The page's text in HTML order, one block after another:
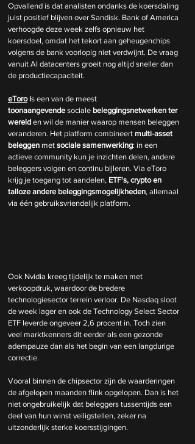
Opvallend is dat analisten ondanks de koersdaling
juist positief blijven over Sandisk. Bank of America
verhoogde deze week zelfs opnieuw het
koersdoel, omdat het tekort aan geheugenchips
volgens de bank voorlopig niet verdwijnt. De vraag
vanuit AI datacenters groeit nog altijd sneller dan
de productiecapaciteit.
eToro is een van de meest
toonaangevende sociale beleggingsnetwerken ter
wereld en wil de manier waarop mensen beleggen
veranderen. Het platform combineert multi-asset
beleggen met sociale samenwerking: in een
actieve community kun je inzichten delen, andere
beleggers volgen en continu bijleren. Via eToro
krijg je toegang tot aandelen, ETF's, crypto en
talloze andere beleggingsmogelijkheden, allemaal
via één gebruiksvriendelijk platform.
Ook Nvidia kreeg tijdelijk te maken met
verkoopdruk, waardoor de bredere
technologiesector terrein verloor. De Nasdaq sloot
de week lager en ook de Technology Select Sector
ETF leverde ongeveer 2,6 procent in. Toch zien
veel marktkenners dit eerder als een gezonde
adempauze dan als het begin van een langdurige
correctie.
Vooral binnen de chipsector zijn de waarderingen
de afgelopen maanden flink opgelopen. Dan is het
niet ongebruikelijk dat beleggers tussentijds een
deel van hun winst veiligstellen, zeker na
uitzonderlijk sterke koersstijgingen.